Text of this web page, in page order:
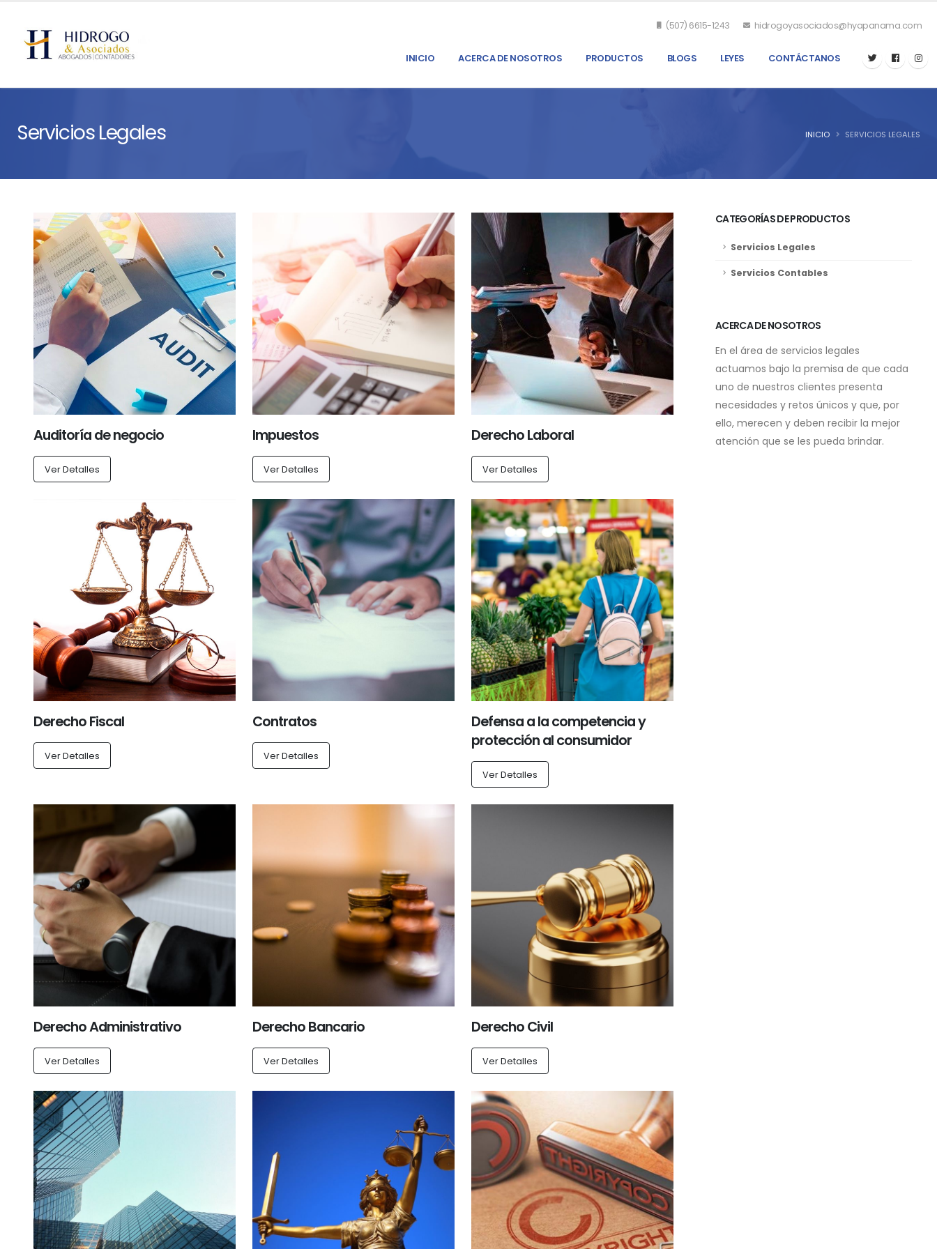
(507) 6615-1243 hidrogoyasociados@hyapanama.com
INICIO ACERCA DE NOSOTROS PRODUCTOS BLOGS LEYES CONTÁCTANOS
Servicios Legales INICIO SERVICIOS LEGALES
Auditoría de negocio
Ver Detalles
Impuestos
Ver Detalles
Derecho Laboral
Ver Detalles
Derecho Fiscal
Ver Detalles
Contratos
Ver Detalles
Defensa a la competencia y
protección al consumidor
Ver Detalles
Derecho Administrativo
Ver Detalles
Derecho Bancario
Ver Detalles
Derecho Civil
Ver Detalles
CATEGORÍAS DE PRODUCTOS
Servicios Legales
Servicios Contables
ACERCA DE NOSOTROS
En el área de servicios legales
actuamos bajo la premisa de que cada
uno de nuestros clientes presenta
necesidades y retos únicos y que, por
ello, merecen y deben recibir la mejor
atención que se les pueda brindar.